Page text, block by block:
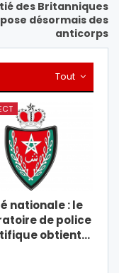
des Britanniques
désormais des
anticorps
Tout
nationale : le
de police
obtient…